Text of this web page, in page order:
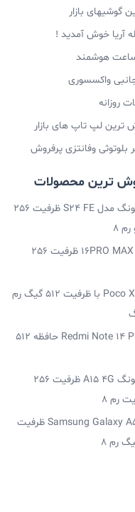
گوشیهای بازار
آریا خوش آمدید !
ساعت هوشمند
واکسسوری
روزانه
ترین لپ تاپ های بازار
بلوتوثی وفانتزی پرفروش
ترین محصولات
سامسونگ مدل S24 FE ظرفیت 256
8
آیفون 16PRO MAX ظرفیت 256
Poco X7 Pro با ظرفیت 512 گیگ رم
Redmi Note 14 Pro 4G حافظه 512
سامسونگ A15 4G ظرفیت 256
رم 8
Samsung Galaxy A55 5G ظرفیت